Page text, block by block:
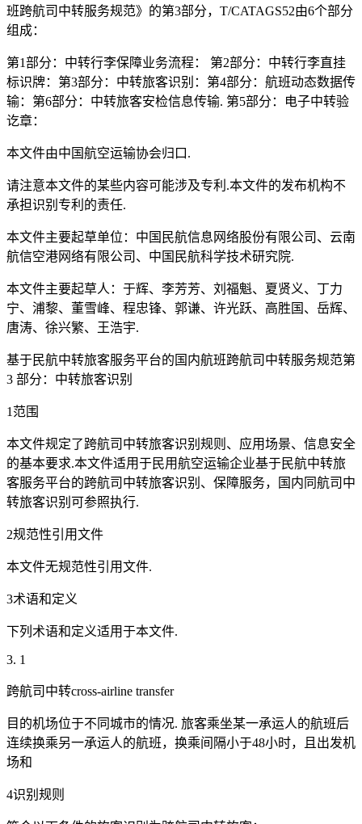
班跨航司中转服务规范》的第3部分，T/CATAGS52由6个部分
组成：
第1部分：中转行李保障业务流程： 第2部分：中转行李直挂
标识牌：第3部分：中转旅客识别：第4部分：航班动态数据传
输：第6部分：中转旅客安检信息传输. 第5部分：电子中转验
讫章：
本文件由中国航空运输协会归口.
请注意本文件的某些内容可能涉及专利.本文件的发布机构不
承担识别专利的责任.
本文件主要起草单位：中国民航信息网络股份有限公司、云南
航信空港网络有限公司、中国民航科学技术研究院.
本文件主要起草人：于辉、李芳芳、刘福魁、夏贤义、丁力
宁、浦黎、董雪峰、程忠锋、郭谦、许光跃、高胜国、岳辉、
唐涛、徐兴繁、王浩宇.
基于民航中转旅客服务平台的国内航班跨航司中转服务规范第
3 部分：中转旅客识别
1范围
本文件规定了跨航司中转旅客识别规则、应用场景、信息安全
的基本要求.本文件适用于民用航空运输企业基于民航中转旅
客服务平台的跨航司中转旅客识别、保障服务，国内同航司中
转旅客识别可参照执行.
2规范性引用文件
本文件无规范性引用文件.
3术语和定义
下列术语和定义适用于本文件.
3. 1
跨航司中转cross-airline transfer
目的机场位于不同城市的情况. 旅客乘坐某一承运人的航班后
连续换乘另一承运人的航班，换乘间隔小于48小时，且出发机
场和
4识别规则